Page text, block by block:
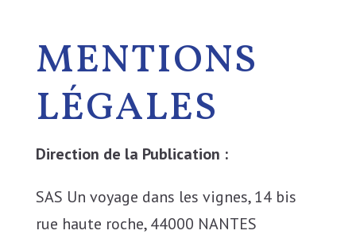
MENTIONS
LÉGALES
Direction de la Publication :
SAS Un voyage dans les vignes, 14 bis
rue haute roche, 44000 NANTES